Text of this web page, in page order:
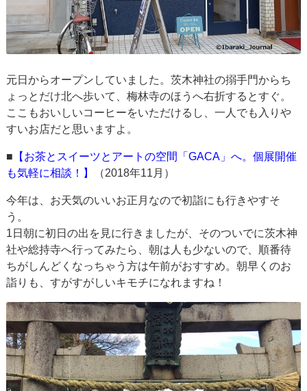
元日からオープンしていました。茨木神社の搦手門からち
ょっとだけ北へ歩いて、梅林寺のほうへ右折するとすぐ。
ここもおいしいコーヒーをいただけるし、一人でも入りや
すいお店だと思いますよ。
■ 【お茶とスイーツとアートの空間「GACA」へ。個展開催
も気軽に相談！】
（2018年11月）
今年は、お天気のいいお正月なので初詣にも行きやすそ
う。
1日朝に初日の出を見に行きましたが、そのついでに茨木神
社や総持寺へ行ってみたら、朝は人も少ないので、順番待
ちがしんどくなっちゃう方は午前がおすすめ。朝早くのお
詣りも、すがすがしいキモチになれますね！